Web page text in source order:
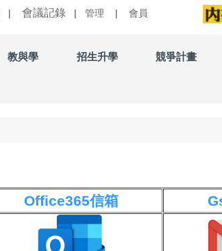
會議記錄 管理 會員
教與學 招生升學 競爭計畫
Office365信箱